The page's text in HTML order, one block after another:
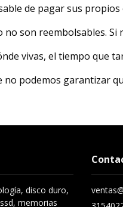
de pagar sus
no son reembolsables.
vivas, el tiempo que
no podemos garantizar
disco duro,
memorias